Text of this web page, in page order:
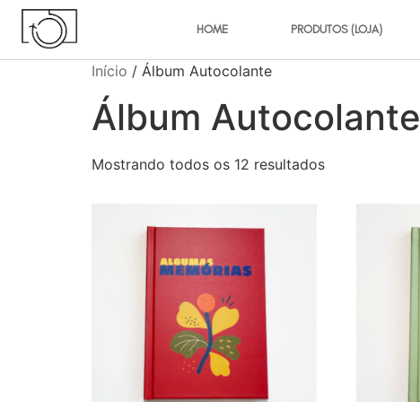
HOME PRODUTOS (LOJA)
Início / Álbum Autocolante
Álbum Autocolante
Mostrando todos os 12 resultados